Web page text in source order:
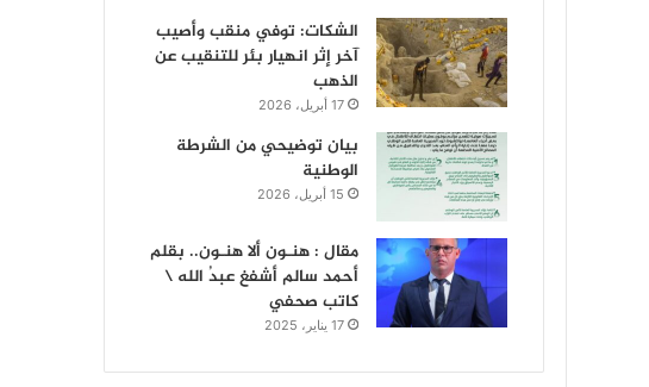
الشكات: توفي منقب وأصيب
آخر إثر انهيار بئر للتنقيب عن
الذهب
17 أبريل، 2026
بيان توضيحي من الشرطة
الوطنية
15 أبريل، 2026
مقال : هنـون ألا هنـون.. بقلم
أحمد سالم أشفغ عبدُ الله \
كاتب صحفي
17 يناير، 2025